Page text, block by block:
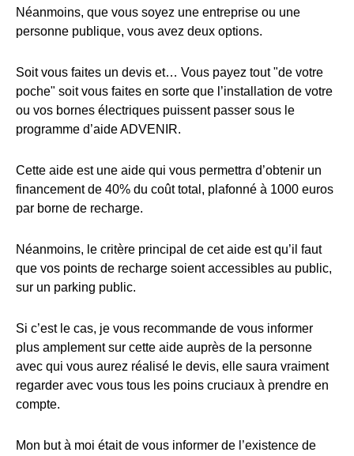
Néanmoins, que vous soyez une entreprise ou une
personne publique, vous avez deux options.
Soit vous faites un devis et… Vous payez tout "de votre
poche" soit vous faites en sorte que l’installation de votre
ou vos bornes électriques puissent passer sous le
programme d’aide ADVENIR.
Cette aide est une aide qui vous permettra d’obtenir un
financement de 40% du coût total, plafonné à 1000 euros
par borne de recharge.
Néanmoins, le critère principal de cet aide est qu’il faut
que vos points de recharge soient accessibles au public,
sur un parking public.
Si c’est le cas, je vous recommande de vous informer
plus amplement sur cette aide auprès de la personne
avec qui vous aurez réalisé le devis, elle saura vraiment
regarder avec vous tous les poins cruciaux à prendre en
compte.
Mon but à moi était de vous informer de l’existence de